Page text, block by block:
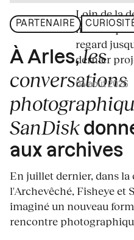
PARTENAIRE
À Arles,les
conversations
SanDisk
aux archives
En juillet dernier, dans la
l'Archevêché, Fisheye et
imaginé un nouveau
rencontre
Loin de la
regard
dernier
04 août 2026